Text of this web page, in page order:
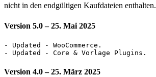
nicht in den endgültigen Kaufdateien enthalten.
Version 5.0– 25. Mai 2025
- Updated - WooCommerce.
Version 4.0– 25. März 2025